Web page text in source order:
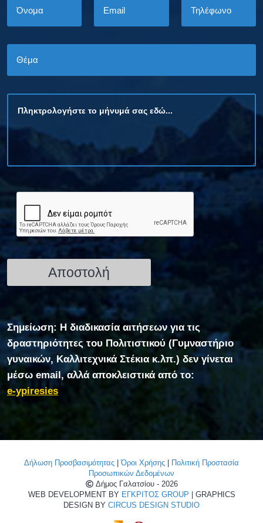
Σημείωση: Η διαδικασία αιτήσεων για τις
δραστηριότητες του Πολιτιστικού (Γυμναστήριο
γυναικών, Καλλιτεχνικά Στέκια κ.λπ.) δεν γίνεται
μέσω email, αλλά αποκλειστικά από το:
e-ypiresies
Δήλωση Προσβασιμότητας |Όροι Χρήσης
Πολιτική Προστασία
Προσωπικών Δεδομένων
Δήμος Γαλατσίου - 2026
WEB DEVELOPMENT BY ΕΓΚΡΙΤΟΣ GROUP | GRAPHICS
DESIGN BY CIRCUS DESIGN STUDIO